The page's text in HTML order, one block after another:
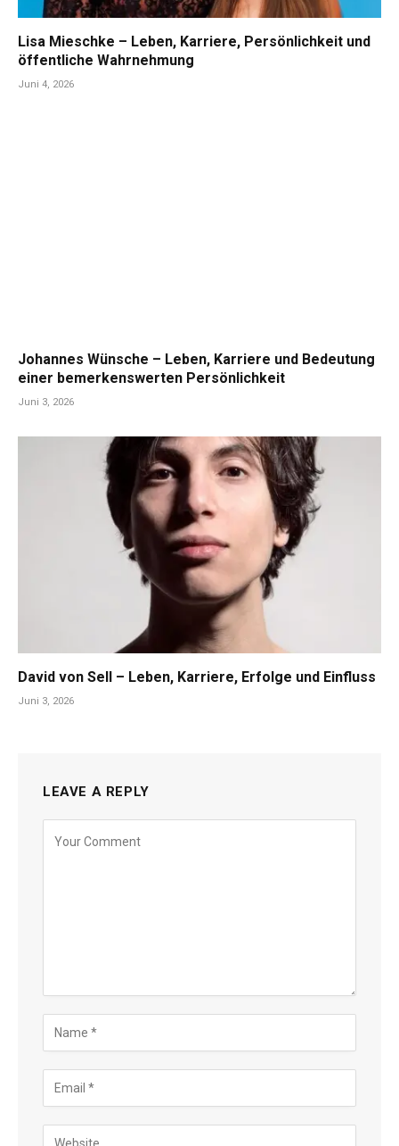
Lisa Mieschke – Leben, Karriere, Persönlichkeit und
öffentliche Wahrnehmung
Juni 4, 2026
Johannes Wünsche – Leben, Karriere und Bedeutung
einer bemerkenswerten Persönlichkeit
Juni 3, 2026
David von Sell – Leben, Karriere, Erfolge und Einfluss
Juni 3, 2026
LEAVE A REPLY